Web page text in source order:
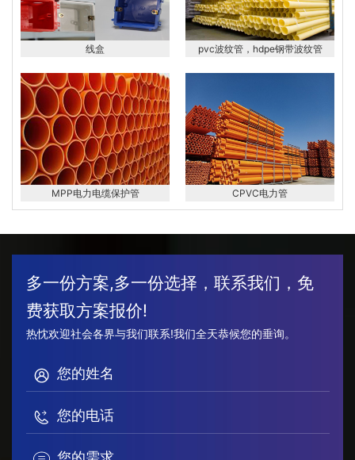
线盒 pvc波纹管，hdpe钢带波纹管
MPP电力电缆保护管 CPVC电力管
多一份方案,多一份选择，联系我们，免
费获取方案报价!
热忱欢迎社会各界与我们联系!我们全天恭候您的垂询。